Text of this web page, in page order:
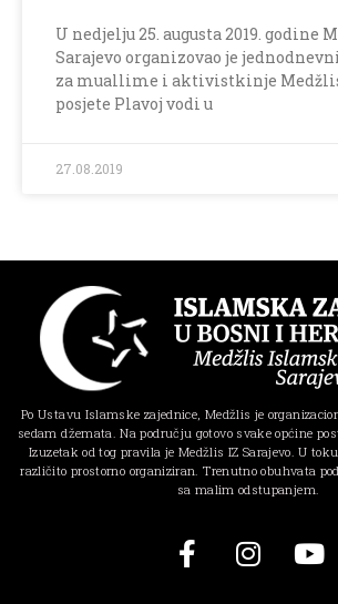
U nedjelju 25. augusta 2019. godine
Sarajevo organizovao je
za muallime i aktivistkinje
posjete Plavoj vodi u
27.08.2019
Po Ustavu Islamske zajednice, Medžlis je
sedam džemata. Na području gotovo svake općine
Izuzetak od tog pravila je Medžlis IZ Sarajevo. U
različito prostorno organiziran. Trenutno obuhvata
sa malim odstupanjem.